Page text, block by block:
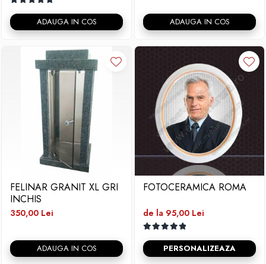
ADAUGA IN COS ADAUGA IN COS
FELINAR GRANIT XL GRI
INCHIS
350,00 Lei
ADAUGA IN COS
FOTOCERAMICA ROMA
de la 95,00 Lei
PERSONALIZEAZA